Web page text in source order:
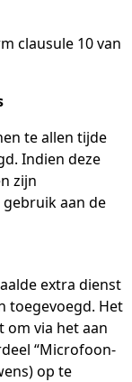
clausule 10 van
te allen tijde
Indien deze
zijn
aan de
extra dienst
toegevoegd. Het
om via het aan
“Microfoon-
op te